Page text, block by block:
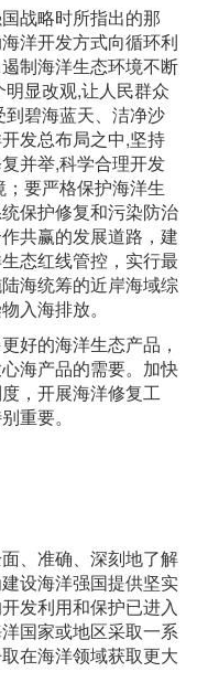
战略时所指出的那
洋开发方式向循环利
制海洋生态环境不断
显改观,让人民群众
碧海蓝天、洁净沙
发总布局之中,坚持
并举,科学合理开发
要严格保护海洋生
保护修复和污染防治
共赢的发展道路，建
态红线管控，实行最
海统筹的近岸海域综
入海排放。
好的海洋生态产品，
海产品的需要。加快
，开展海洋修复工
重要。
、准确、深刻地了解
设海洋强国提供坚实
发利用和保护已进入
国家或地区采取一系
在海洋领域获取更大